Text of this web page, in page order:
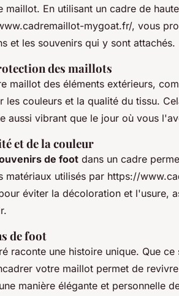
maillot. En utilisant un cadre de
mygoat.fr/, vous
et les souvenirs qui y sont attachés.
des maillots
maillot des éléments extérieurs,
les couleurs et la qualité du tissu.
aussi vibrant que le jour où vous
et de la couleur
de foot dans un cadre
matériaux utilisés par https://
éviter la décoloration et l'usure,
de foot
raconte une histoire unique. Que
votre maillot permet de
manière élégante et personnelle